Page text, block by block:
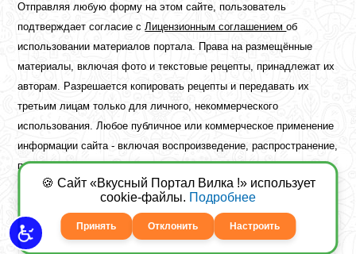
Отправляя любую форму на этом сайте, пользователь
подтверждает согласие сЛицензионным соглашениемоб
использовании материалов портала. Права на размещённые
материалы, включая фото и текстовые рецепты, принадлежат их
авторам. Разрешается копировать рецепты и передавать их
третьим лицам только для личного, некоммерческого
использования. Любое публичное или коммерческое применение
информации сайта - включая воспроизведение, распространение,
публикацию или обработку - возможно лишь при наличии
предварительного письменного разрешения правообладателя.
Copyright ©2026 Вкусный Портал Вилка
Сайт построенfreebrush.net
🍪 Сайт «Вкусный Портал Вилка !» использует
cookie-файлы. Подробнее
Принять Отклонить Настроить